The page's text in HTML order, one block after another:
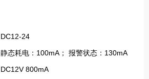
DC12-24
静态耗电：100mA； 报警状态：130mA
DC12V 800mA